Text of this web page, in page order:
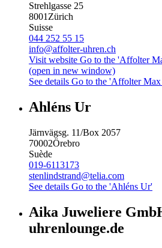
Strehlgasse 25
8001Zürich
Suisse
044 252 55 15
info@affolter-uhren.ch
Visit website Go to the 'Affolter
(open in new window)
See details Go to the 'Affolter
Ahléns Ur
Järnvägsg. 11/Box 2057
70002Örebro
Suède
019-6113173
stenlindstrand@telia.com
See details Go to the 'Ahléns Ur'
Aika Juweliere
uhrenlounge.de